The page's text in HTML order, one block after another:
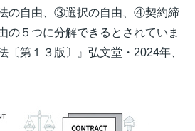
の自由、③選択の自由、④契約締
５つに分解できるとされていま
〔第１３版〕』弘文堂・2024年、